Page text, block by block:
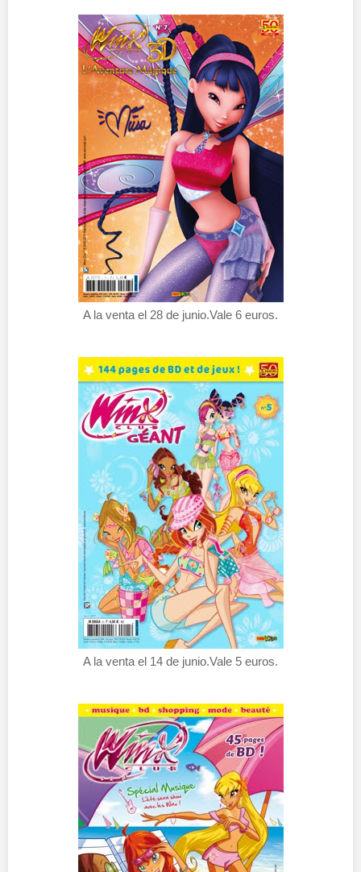
A la venta el 28 de junio.Vale 6 euros.
A la venta el 14 de junio.Vale 5 euros.